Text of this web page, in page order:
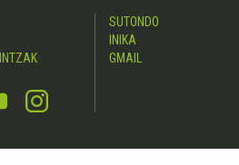
SUTONDO
INIKA
GMAIL